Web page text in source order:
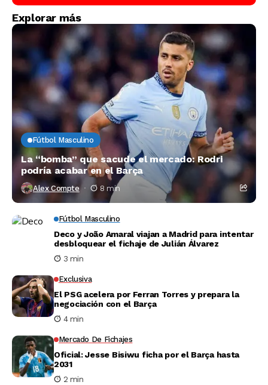
Explorar más
Fútbol Masculino
La “bomba” que sacude el mercado: Rodri
podría acabar en el Barça
Alex Compte 8 min
Fútbol Masculino
Deco y João Amaral viajan a Madrid para intentar
desbloquear el fichaje de Julián Álvarez
3 min
Exclusiva
El PSG acelera por Ferran Torres y prepara la
negociación con el Barça
4 min
Mercado De Fichajes
Oficial: Jesse Bisiwu ficha por el Barça hasta
2031
2 min